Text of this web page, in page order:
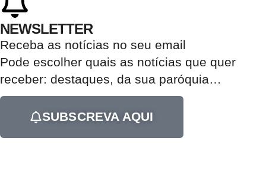
NEWSLETTER
Receba as notícias no seu email​
Pode escolher quais as notícias que quer
receber: destaques, da sua paróquia…
SUBSCREVA AQUI